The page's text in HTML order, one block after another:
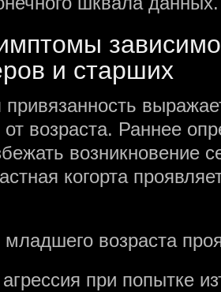
и старших
привязанность
возраста. Раннее
возникновение
когорта
возраста
при попытке